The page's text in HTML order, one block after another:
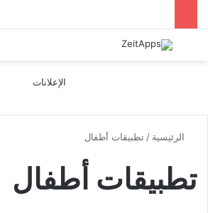
بحث عن
الإعلانات
الرئيسية / تطبيقات أطفال
تطبيقات أطفال